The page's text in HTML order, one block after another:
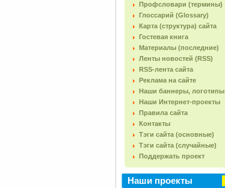
Профсловари (термины)
Глоссарий (Glossary)
Карта (структура) сайта
Гостевая книга
Материалы (последние)
Ленты новостей (RSS)
RSS-лента сайта
Реклама на сайте
Наши баннеры, логотипы
Наши Интернет-проекты
Правила сайта
Контакты
Тэги сайта (основные)
Тэги сайта (случайные)
Поддержать проект
Наши проекты